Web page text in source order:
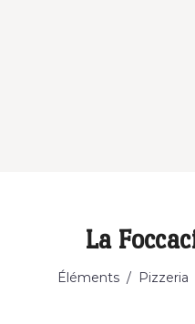
Catégorie
La
Éléments / Pizzeria